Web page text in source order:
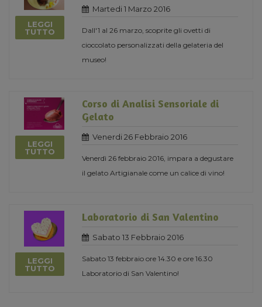
LEGGI
TUTTO
Martedi 1 Marzo 2016
Dall'1 al 26 marzo, scoprite gli ovetti di
cioccolato personalizzati della gelateria del
museo!
LEGGI
TUTTO
Corso di Analisi Sensoriale di
Gelato
Venerdi 26 Febbraio 2016
Venerdì 26 febbraio 2016, impara a degustare
il gelato Artigianale come un calice di vino!
LEGGI
TUTTO
Laboratorio di San Valentino
Sabato 13 Febbraio 2016
Sabato 13 febbraio ore 14.30 e ore 16.30
Laboratorio di San Valentino!